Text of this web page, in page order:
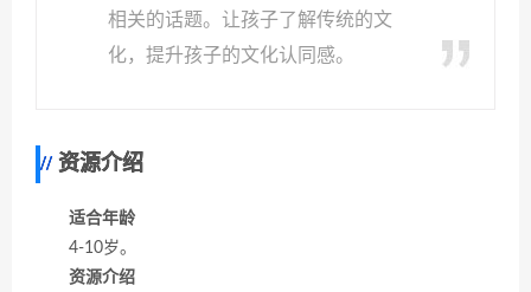
相关的话题。让孩子了解传统的文
化，提升孩子的文化认同感。
资源介绍
适合年龄
4-10岁。
资源介绍